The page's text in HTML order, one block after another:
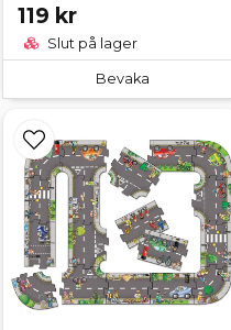
119 kr
Slut på lager
Bevaka